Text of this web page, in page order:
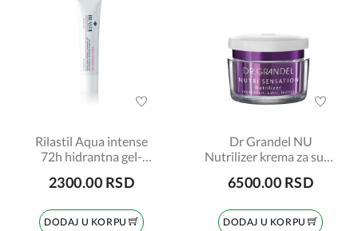
Rilastil Aqua intense
72h hidrantna gel-
2300.00 RSD
DODAJ U KORPU
Dr Grandel NU
Nutrilizer krema za suvu
6500.00 RSD
DODAJ U KORPU